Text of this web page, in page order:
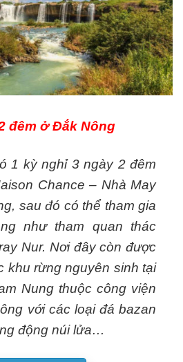
đêm ở Đắk Nông
1 kỳ nghỉ 3 ngày 2 đêm
Chance – Nhà May
sau đó có thể tham gia
như tham quan thác
Nur. Nơi đây còn được
khu rừng nguyên sinh tại
Nung thuộc công viện
với các loại đá bazan
động núi lửa…